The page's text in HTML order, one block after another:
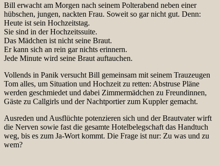
Bill erwacht am Morgen nach seinem Polterabend neben einer
hübschen, jungen, nackten Frau. Soweit so gar nicht gut. Denn:
Heute ist sein Hochzeitstag.
Sie sind in der Hochzeitssuite.
Das Mädchen ist nicht seine Braut.
Er kann sich an rein gar nichts erinnern.
Jede Minute wird seine Braut auftauchen.
Vollends in Panik versucht Bill gemeinsam mit seinem Trauzeugen
Tom alles, um Situation und Hochzeit zu retten: Abstruse Pläne
werden geschmiedet und dabei Zimmermädchen zu Freundinnen,
Gäste zu Callgirls und der Nachtportier zum Kuppler gemacht.
Ausreden und Ausflüchte potenzieren sich und der Brautvater wirft
die Nerven sowie fast die gesamte Hotelbelegschaft das Handtuch
weg, bis es zum Ja-Wort kommt. Die Frage ist nur: Zu was und zu
wem?